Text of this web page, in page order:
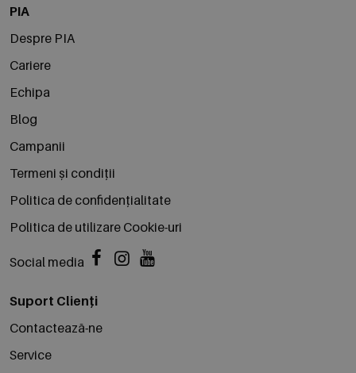
PIA
Despre PIA
Cariere
Echipa
Blog
Campanii
Termeni și condiții
Politica de confidențialitate
Politica de utilizare Cookie-uri
Social media
Suport Clienți
Contactează-ne
Service